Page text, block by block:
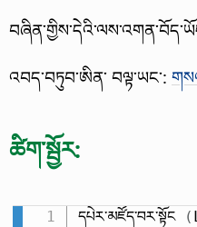
འབད་བཏུབ་ཨིན་ བལྟ་ཡང་:
ཚིག་སྦྱོར:
དཔེར་མཛོད་བར་སྟོང (